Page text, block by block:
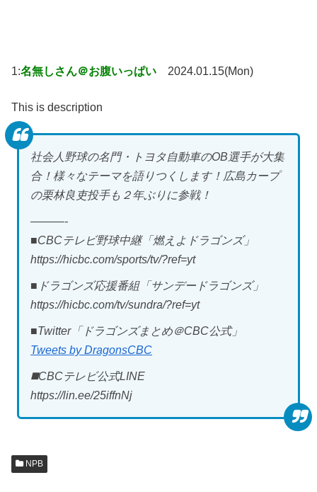
1:名無しさん＠お腹いっぱい 2024.01.15(Mon)
This is description
社会人野球の名門・トヨタ自動車のOB選手が大集
合！様々なテーマを語りつくします！広島カープ
の栗林良吏投手も２年ぶりに参戦！
———-
■CBCテレビ野球中継「燃えよドラゴンズ」
https://hicbc.com/sports/tv/?ref=yt
■ドラゴンズ応援番組「サンデードラゴンズ」
https://hicbc.com/tv/sundra/?ref=yt
■Twitter「ドラゴンズまとめ＠CBC公式」
Tweets by DragonsCBC
◼️CBCテレビ公式LINE
https://lin.ee/25iffnNj
NPB